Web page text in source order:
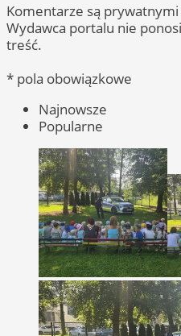
Komentarze są
Wydawca portalu nie
treść.
* pola obowiązkowe
Najnowsze
Popularne